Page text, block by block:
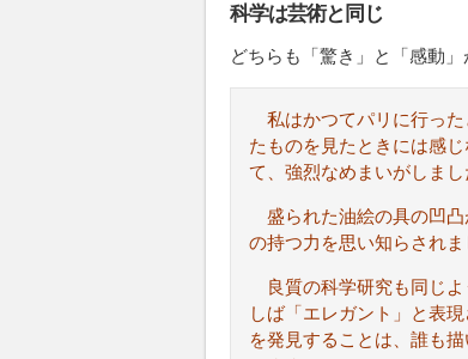
科学は芸術と同じ
どちらも「驚き」と「感動
私はかつてパリに行っ
たものを見たときには感
て、強烈なめまいがしまし
盛られた油絵の具の凹凸
の持つ力を思い知らされま
良質の科学研究も同じよ
しば「エレガント」と表
を発見することは、誰も